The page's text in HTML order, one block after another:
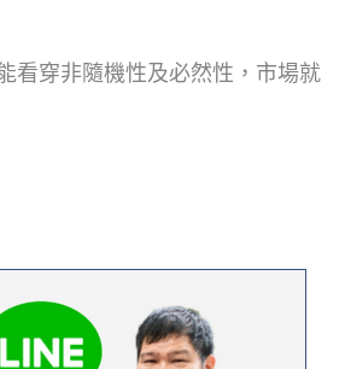
看穿非隨機性及必然性，市場就